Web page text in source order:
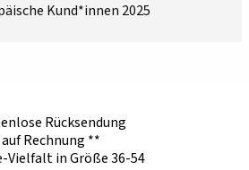
Kund*innen 2025
Rücksendung
Rechnung **
Vielfalt in Größe 36-54